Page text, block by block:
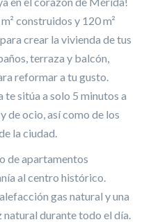
construidos y 120 m²
crear la vivienda de tus
terraza y balcón,
reformar a tu gusto.
sitúa a solo 5 minutos a
de ocio, así como de los
la ciudad.
de apartamentos
al centro histórico.
gas natural y una
durante todo el día.